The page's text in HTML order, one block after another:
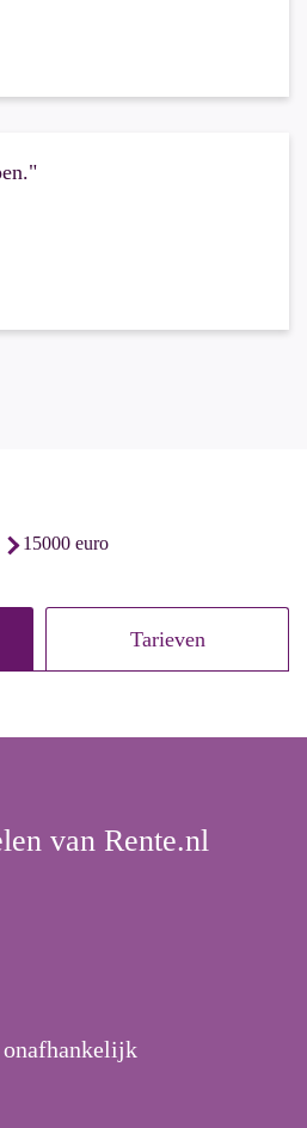
15000 euro
Tarieven
van Rente.nl
onafhankelijk